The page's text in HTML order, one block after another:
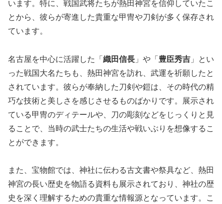
います。特に、戦国武将たちが熱田神宮を信仰していたこ
とから、彼らが寄進した貴重な甲冑や刀剣が多く保存され
ています。
名古屋を中心に活躍した「 織田信長 」や「 豊臣秀吉 」とい
った戦国大名たちも、熱田神宮を訪れ、武運を祈願したと
されています。彼らが奉納した刀剣や鎧は、その時代の精
巧な技術と美しさを感じさせるものばかりです。展示され
ている甲冑のディテールや、刀の彫刻などをじっくりと見
ることで、当時の武士たちの生活や戦いぶりを想像するこ
とができます。
また、宝物館では、神社に伝わる古文書や祭具など、熱田
神宮の長い歴史を物語る資料も展示されており、神社の歴
史を深く理解するための貴重な情報源となっています。こ